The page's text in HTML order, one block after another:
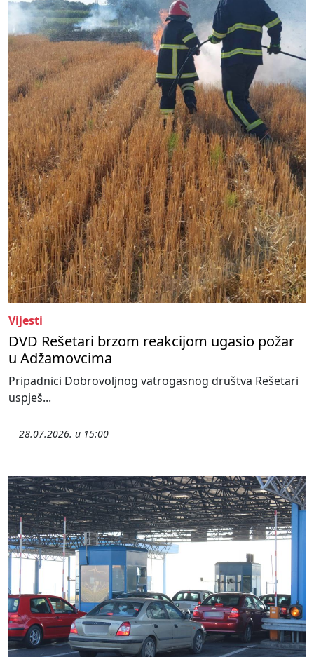
Vijesti
DVD Rešetari brzom reakcijom ugasio požar
u Adžamovcima
Pripadnici Dobrovoljnog vatrogasnog društva Rešetari
uspješ...
28.07.2026. u 15:00